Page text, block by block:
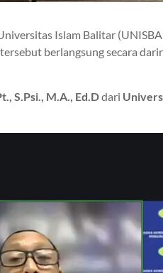
Islam Balitar
berlangsung secara
S.Psi., M.A., Ed.Ddari